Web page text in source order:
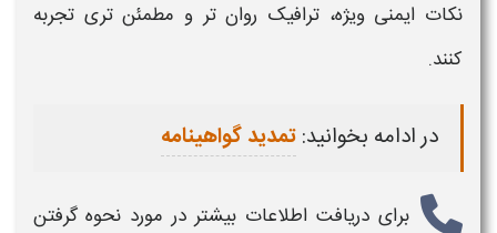
نکات ایمنی ویژه، ترافیک روان‌ تر و مطمئن‌ تری تجربه
کنند.
در ادامه بخوانید:تمدید گواهینامه
برای دریافت اطلاعات بیشتر در مورد نحوه گرفتن